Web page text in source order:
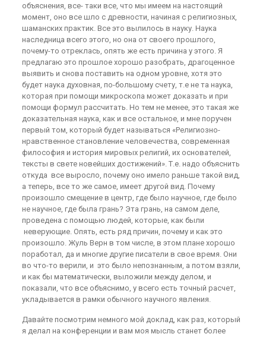
объяснения, все- таки все, что мы имеем на настоящий
момент, оно все шло с древности, начиная с религиозных,
шаманских практик. Все это вылилось в науку. Наука
наследница всего этого, но она от своего прошлого,
почему-то отреклась, опять же есть причина у этого. Я
предлагаю это прошлое хорошо разобрать, драгоценное
выявить и снова поставить на одном уровне, хотя это
будет наука духовная, по-большому счету, т.е не та наука,
которая при помощи микроскопа может доказать и при
помощи формул рассчитать. Но тем не менее, это такая же
доказательная наука, как и все остальное, и мне поручен
первый том, который будет называться «Религиозно-
нравственное становление человечества, современная
философия и история мировых религий, их основателей,
тексты в свете новейших достижений». Т.е. надо объяснить
откуда все выросло, почему оно имело раньше такой вид,
а теперь, все то же самое, имеет другой вид. Почему
произошло смещение в центр, где было научное, где было
не научное, где была грань? Эта грань, на самом деле,
проведена с помощью людей, которые, как были
неверующие. Опять, есть ряд причин, почему и как это
произошло. Жуль Верн в том числе, в этом плане хорошо
поработал, да и многие другие писатели в свое время. Они
во что-то верили, и это было непознанным, а потом взяли,
и как бы математически, выложили между делом, и
показали, что все объяснимо, у всего есть точный расчет,
укладывается в рамки обычного научного явления.
Давайте посмотрим немного мой доклад, как раз, который
я делал на конференции и вам моя мысль станет более